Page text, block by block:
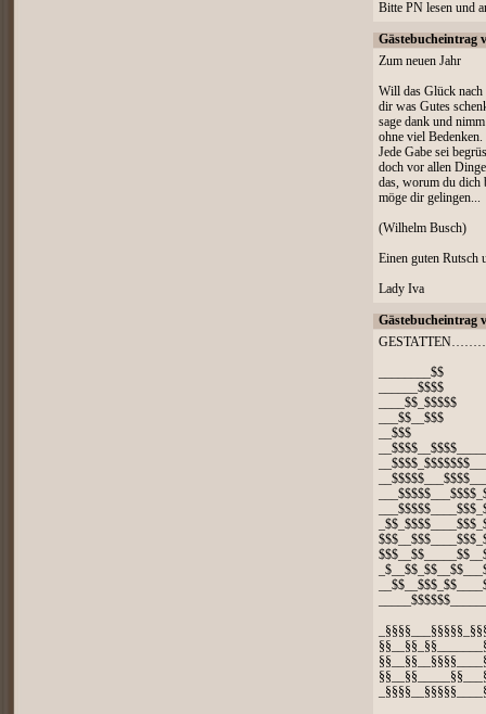
Bitte PN lesen und
Gästebucheintrag
Zum neuen Jahr
Will das Glück nach
dir was Gutes
sage dank und
ohne viel Bedenken.
Jede Gabe sei
doch vor allen
das, worum du dich
möge dir gelingen...
(Wilhelm Busch)
Einen guten Rutsch
Lady Iva
Gästebucheintrag
________$$
______$$$$
____$$_$$$$$
___$$__$$$
__$$$